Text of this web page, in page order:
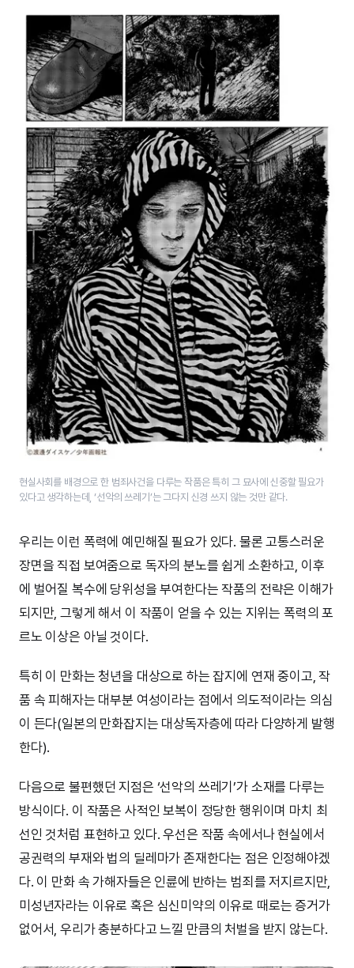
현실사회를 배경으로 한 범죄사건을 다루는 작품은 특히 그 묘사에 신중할 필요가
있다고 생각하는데, ‘선악의 쓰레기’는 그다지 신경 쓰지 않는 것만 같다.
우리는 이런 폭력에 예민해질 필요가 있다. 물론 고통스러운
장면을 직접 보여줌으로 독자의 분노를 쉽게 소환하고, 이후
에 벌어질 복수에 당위성을 부여한다는 작품의 전략은 이해가
되지만, 그렇게 해서 이 작품이 얻을 수 있는 지위는 폭력의 포
르노 이상은 아닐 것이다.
특히 이 만화는 청년을 대상으로 하는 잡지에 연재 중이고, 작
품 속 피해자는 대부분 여성이라는 점에서 의도적이라는 의심
이 든다(일본의 만화잡지는 대상독자층에 따라 다양하게 발행
한다).
다음으로 불편했던 지점은 ‘선악의 쓰레기’가 소재를 다루는
방식이다. 이 작품은 사적인 보복이 정당한 행위이며 마치 최
선인 것처럼 표현하고 있다. 우선은 작품 속에서나 현실에서
공권력의 부재와 법의 딜레마가 존재한다는 점은 인정해야겠
다. 이 만화 속 가해자들은 인륜에 반하는 범죄를 저지르지만,
미성년자라는 이유로 혹은 심신미약의 이유로 때로는 증거가
없어서, 우리가 충분하다고 느낄 만큼의 처벌을 받지 않는다.